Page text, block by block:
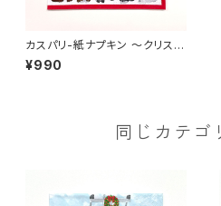
カスパリ-紙ナプキン 〜クリスマ
スキャロルを歌うペットたち〜（2
0枚入り）
¥990
同じカテゴ